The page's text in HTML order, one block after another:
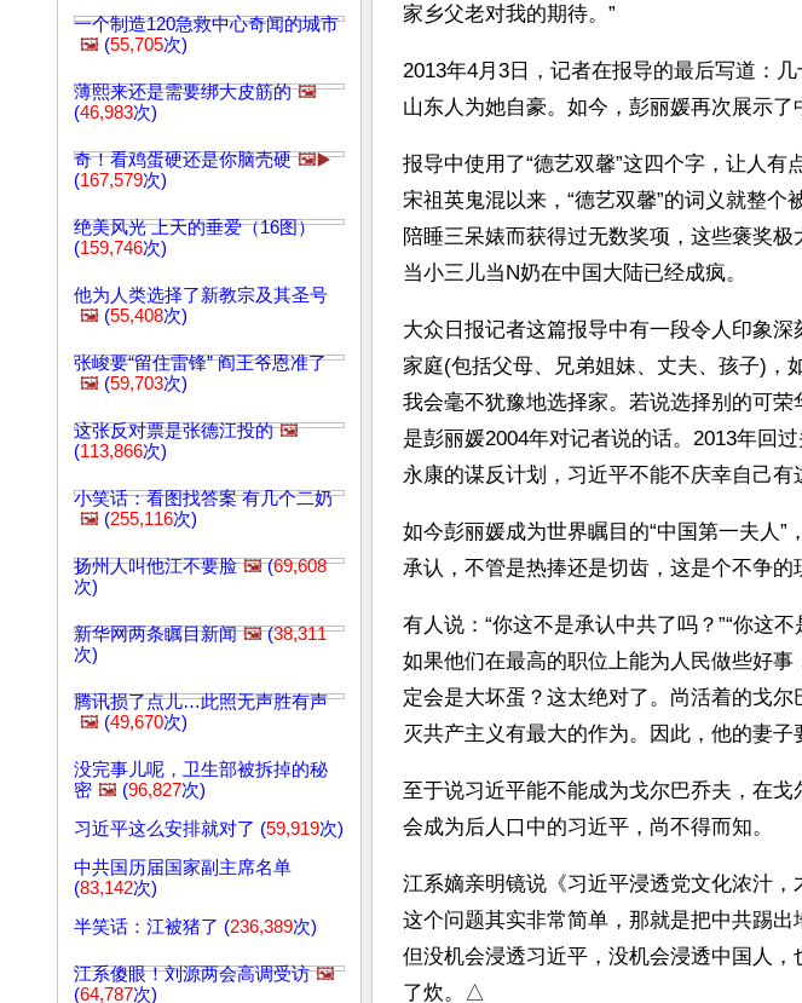
一个制造120急救中心奇闻的城市
🖼️ (55,705次)
薄熙来还是需要绑大皮筋的 🖼️
(46,983次)
奇！看鸡蛋硬还是你脑壳硬 🖼️▶️
(167,579次)
绝美风光 上天的垂爱（16图）
(159,746次)
他为人类选择了新教宗及其圣号
🖼️ (55,408次)
张峻要“留住雷锋” 阎王爷恩准了
🖼️ (59,703次)
这张反对票是张德江投的 🖼️
(113,866次)
小笑话：看图找答案 有几个二奶
🖼️ (255,116次)
扬州人叫他江不要脸 🖼️(69,608
次)
新华网两条瞩目新闻 🖼️(38,311
次)
腾讯损了点儿…此照无声胜有声
🖼️ (49,670次)
没完事儿呢，卫生部被拆掉的秘
密 🖼️ (96,827次)
习近平这么安排就对了 (59,919次)
中共国历届国家副主席名单
(83,142次)
半笑话：江被猪了 (236,389次)
江系傻眼！刘源两会高调受访 🖼️
(64,787次)
家乡父老对我的期待。”
2013年4月3日，记者在报导的最后写道：
山东人为她自豪。如今，彭丽媛再次展示了
报导中使用了“德艺双馨”这四个字，让人
宋祖英鬼混以来，“德艺双馨”的词义就整
陪睡三呆婊而获得过无数奖项，这些褒奖
当小三儿当N奶在中国大陆已经成疯。
大众日报记者这篇报导中有一段令人印象
家庭(包括父母、兄弟姐妹、丈夫、孩子)，
我会毫不犹豫地选择家。若说选择别的可
是彭丽媛2004年对记者说的话。2013年回
永康的谋反计划，习近平不能不庆幸自己有
如今彭丽媛成为世界瞩目的“中国第一夫人
承认，不管是热捧还是切齿，这是个不争的
有人说：“你这不是承认中共了吗？”“你这
如果他们在最高的职位上能为人民做些好
定会是大坏蛋？这太绝对了。尚活着的戈
灭共产主义有最大的作为。因此，他的妻子
至于说习近平能不能成为戈尔巴乔夫，在
会成为后人口中的习近平，尚不得而知。
江系嫡亲明镜说《习近平浸透党文化浓汁
这个问题其实非常简单，那就是把中共踢
但没机会浸透习近平，没机会浸透中国人
了炊。△